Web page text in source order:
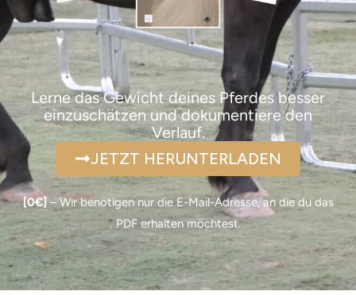
Lerne das Gewicht deines Pferdes besser
einzuschätzen und dokumentiere den
Verlauf.
JETZT HERUNTERLADEN
[0€]– Wir benötigen nur die E-Mail-Adresse, an die du das
PDF erhalten möchtest.